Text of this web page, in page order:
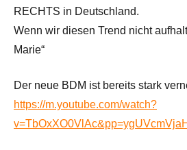
RECHTS in Deutschland.
Wenn wir diesen Trend nicht
Marie“
Der neue BDM ist bereits stark
https://m.youtube.com/watch?